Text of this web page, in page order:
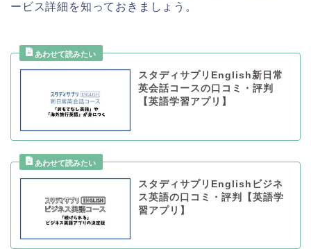
ービス詳細を知っておきましょう。
スタディサプリEnglish新日常
英会話コースの口コミ・評判
【英語学習アプリ】
スタディサプリEnglishビジネ
ス英語の口コミ・評判【英語学
習アプリ】